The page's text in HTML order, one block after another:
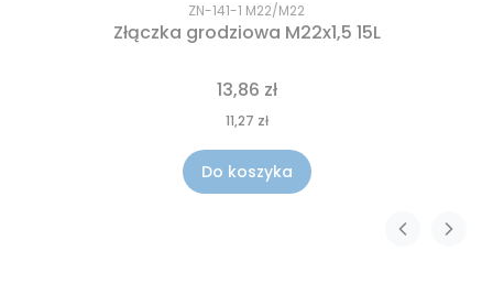
ZN-141-1 M22/M22
Złączka grodziowa M22x1,5 15L
13,86 zł
11,27 zł
Do koszyka